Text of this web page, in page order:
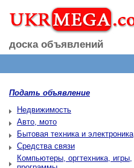
доска объявлений
Подать объявление
Недвижимость
Авто, мото
Бытовая техника и электроника
Средства связи
Компьютеры, оргтехника, игры,